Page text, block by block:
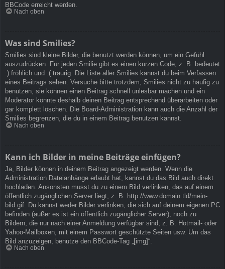
BBCode erreicht werden.
Nach oben
Was sind Smilies?
Smilies sind kleine Bilder, die benutzt werden können, um ein Gefühl
auszudrücken. Für jeden Smilie gibt es einen kurzen Code, z. B. bedeutet
:) fröhlich und :( traurig. Die Liste aller Smilies kannst du beim Verfassen
eines Beitrags sehen. Versuche bitte trotzdem, Smilies nicht zu häufig zu
benutzen, sie können einen Beitrag schnell unlesbar machen und ein
Moderator könnte deshalb deinen Beitrag entsprechend überarbeiten oder
gar komplett löschen. Die Board-Administration kann auch die Anzahl der
Smilies begrenzen, die du in einem Beitrag benutzen kannst.
Nach oben
Kann ich Bilder in meine Beiträge einfügen?
Ja, Bilder können in deinem Beitrag angezeigt werden. Wenn die
Administration Dateianhänge erlaubt hat, kannst du das Bild auch direkt
hochladen. Ansonsten musst du zu einem Bild verlinken, das auf einem
öffentlich zugänglichen Server liegt, z. B. http://www.domain.tld/mein-
bild.gif. Du kannst weder Bilder verlinken, die sich auf deinem eigenen PC
befinden (außer es ist ein öffentlich zugänglicher Server), noch zu
Bildern, die nur nach einer Anmeldung verfügbar sind, z. B. Hotmail- oder
Yahoo-Mailboxen, mit einem Passwort geschützte Seiten usw. Um das
Bild anzuzeigen, benutze den BBCode-Tag „[img]“.
Nach oben